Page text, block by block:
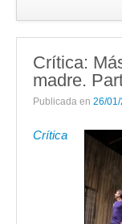
Empresas
Salidas
Registrate
Crítica:
madre.
Publicada en 26/
Crítica